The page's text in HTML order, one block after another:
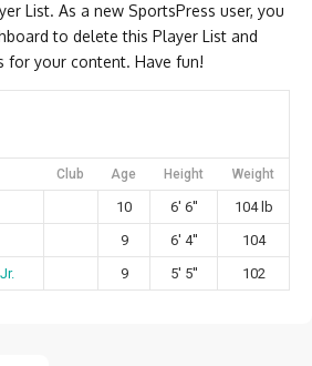
List. As a new SportsPress user, you
to delete this Player List and
for your content. Have fun!
Club Age Height Weight
10 6' 6''
104 lb
9 6' 4''
104
9 5' 5'' 102